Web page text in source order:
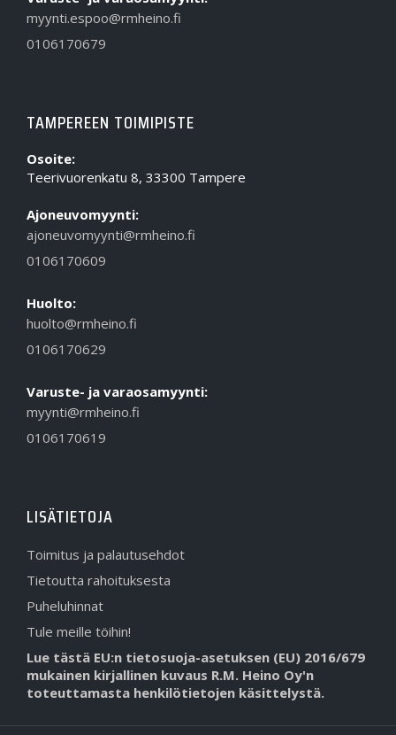
myynti.espoo@rmheino.fi
0106170679
TAMPEREEN TOIMIPISTE
Osoite:
Teerivuorenkatu 8, 33300 Tampere
Ajoneuvomyynti:
ajoneuvomyynti@rmheino.fi
0106170609
Huolto:
huolto@rmheino.fi
0106170629
Varuste- ja varaosamyynti:
myynti@rmheino.fi
0106170619
LISÄTIETOJA
Toimitus ja palautusehdot
Tietoutta rahoituksesta
Puheluhinnat
Tule meille töihin!
Lue tästä EU:n tietosuoja-asetuksen (EU) 2016/679
mukainen kirjallinen kuvaus R.M. Heino Oy'n
toteuttamasta henkilötietojen käsittelystä.